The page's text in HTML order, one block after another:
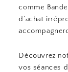
comme
d’achat
Découvrez
vos séances